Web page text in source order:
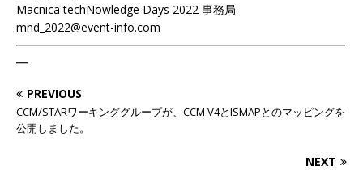
Macnica techNowledge Days 2022 事務局
mnd_2022@event-info.com
━━━━━━━━━━━━━━━━━━━━━━━━━━━━━
━
PREVIOUS
CCM/STARワーキンググループが、CCM V4とISMAPとのマッピングを
公開しました。
NEXT